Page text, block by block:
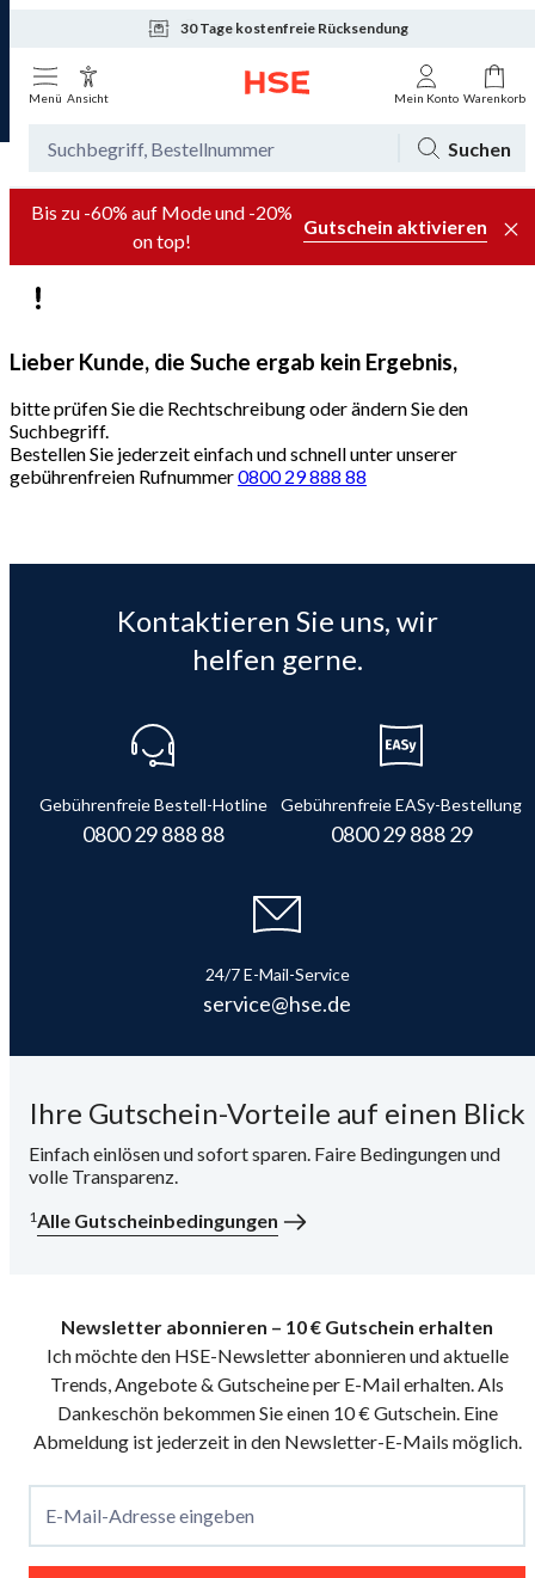
30 Tage kostenfreie Rücksendung
Tagesaktuelle Angebote
Menü Ansicht Mein Konto Warenkorb
Suchen
Bis zu -60% auf Mode und -20%
on top!
Gutschein aktivieren
Lieber Kunde, die Suche ergab kein Ergebnis,
bitte prüfen Sie die Rechtschreibung oder ändern Sie den
Suchbegriff.
Bestellen Sie jederzeit einfach und schnell unter unserer
gebührenfreien Rufnummer0800 29 888 88
Kontaktieren Sie uns, wir
helfen gerne.
Gebührenfreie Bestell-Hotline
0800 29 888 88
Gebührenfreie EASy-Bestellung
0800 29 888 29
24/7 E-Mail-Service
service@hse.de
Ihre Gutschein-Vorteile auf einen Blick
Einfach einlösen und sofort sparen. Faire Bedingungen und
volle Transparenz.
1Alle Gutscheinbedingungen
Newsletter abonnieren – 10 € Gutschein erhalten
Ich möchte den HSE-Newsletter abonnieren und aktuelle
Trends, Angebote & Gutscheine per E-Mail erhalten. Als
Dankeschön bekommen Sie einen 10 € Gutschein. Eine
Abmeldung ist jederzeit in den Newsletter-E-Mails möglich.
E-Mail-Adresse eingeben